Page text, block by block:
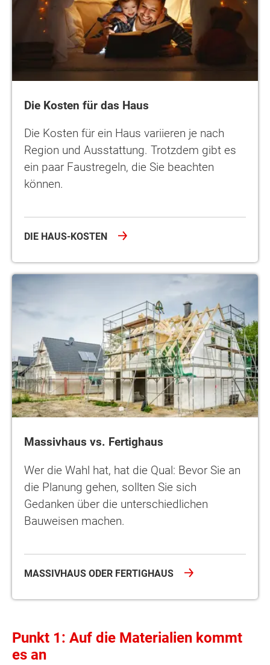
Die Kosten für das Haus
Die Kosten für ein Haus variieren je nach
Region und Ausstattung. Trotzdem gibt es
ein paar Faustregeln, die Sie beachten
können.
DIE HAUS-KOSTEN
Massivhaus vs. Fertighaus
Massivhaus vs. Fertighaus
Wer die Wahl hat, hat die Qual: Bevor Sie an
die Planung gehen, sollten Sie sich
Gedanken über die unterschiedlichen
Bauweisen machen.
MASSIVHAUS ODER FERTIGHAUS
Punkt 1: Auf die Materialien kommt
es an